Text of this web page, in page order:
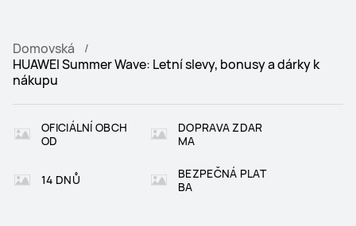
Domovská
HUAWEI Summer Wave: Letní slevy, bonusy a dárky k
nákupu
OFICIÁLNÍ OBCH
OD
DOPRAVA ZDAR
MA
14 DNŮ
BEZPEČNÁ PLAT
BA